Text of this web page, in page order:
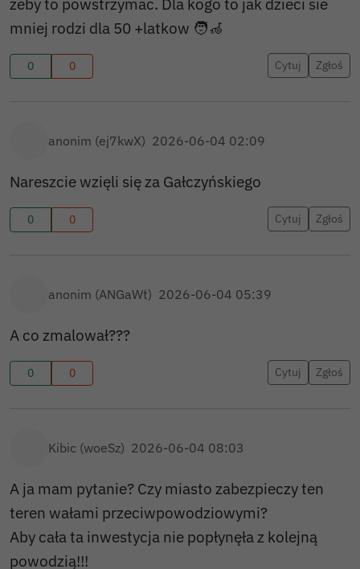
mniej rodzi dla 50 +latkow 🧑‍🦽
0 0 Cytuj Zgłoś
anonim (ej7kwX) 2026-06-04 02:09
Nareszcie wzięli się za Gałczyńskiego
0 0 Cytuj Zgłoś
anonim (ANGaWt) 2026-06-04 05:39
A co zmalował???
0 0 Cytuj Zgłoś
Kibic (woeSz) 2026-06-04 08:03
A ja mam pytanie? Czy miasto zabezpieczy ten
teren wałami przeciwpowodziowymi?
Aby cała ta inwestycja nie popłynęła z kolejną
powodzią!!!